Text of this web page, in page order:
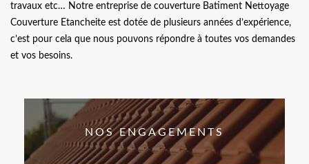
travaux etc… Notre entreprise de couverture Batiment Nettoyage
Couverture Etancheite est dotée de plusieurs années d’expérience,
c’est pour cela que nous pouvons répondre à toutes vos demandes
et vos besoins.
NOS ENGAGEMENTS